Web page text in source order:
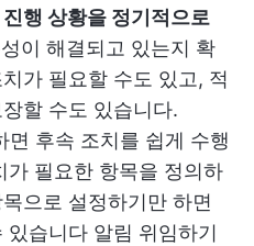
행 상황을 정기적으로
이 해결되고 있는지 확
가 필요할 수도 있고, 적
할 수도 있습니다.
면 후속 조치를 쉽게 수행
가 필요한 항목을 정의하
으로 설정하기만 하면
있습니다 알림 위임하기